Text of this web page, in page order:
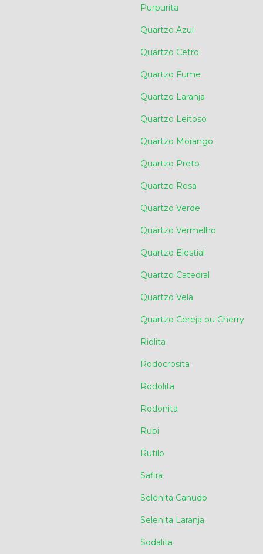
Purpurita
Quartzo Azul
Quartzo Cetro
Quartzo Fume
Quartzo Laranja
Quartzo Leitoso
Quartzo Morango
Quartzo Preto
Quartzo Rosa
Quartzo Verde
Quartzo Vermelho
Quartzo Elestial
Quartzo Catedral
Quartzo Vela
Quartzo Cereja ou Cherry
Riolita
Rodocrosita
Rodolita
Rodonita
Rubi
Rutilo
Safira
Selenita Canudo
Selenita Laranja
Sodalita